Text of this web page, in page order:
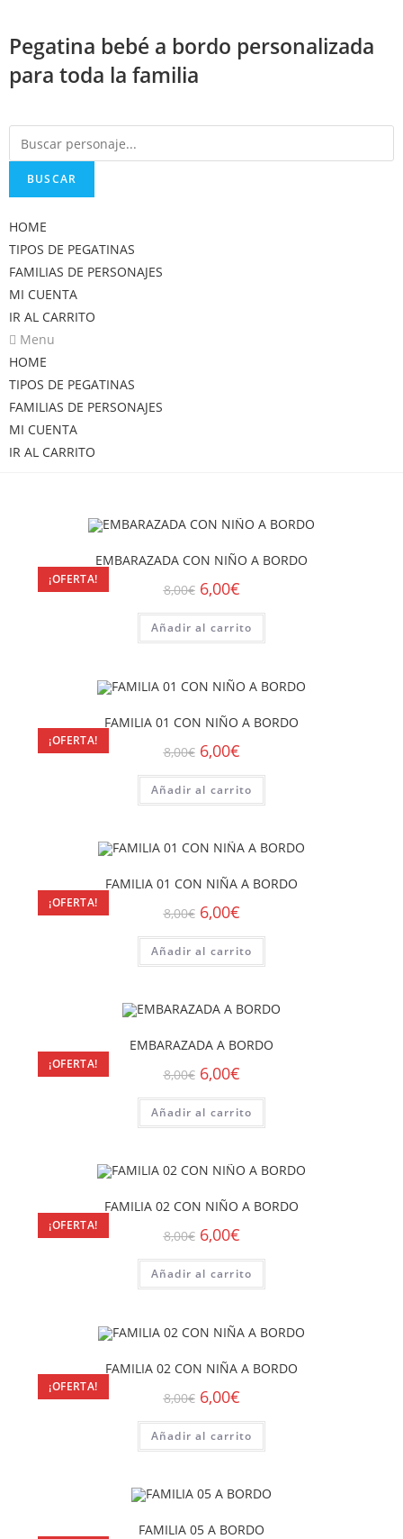
contenido
Pegatina bebé a bordo personalizada
para toda la familia
BUSCAR
HOME
TIPOS DE PEGATINAS
FAMILIAS DE PERSONAJES
MI CUENTA
IR AL CARRITO
Menu
HOME
TIPOS DE PEGATINAS
FAMILIAS DE PERSONAJES
MI CUENTA
IR AL CARRITO
¡OFERTA!
EMBARAZADA CON NIÑO A BORDO
8,00€ 6,00€
Añadir al carrito
¡OFERTA!
FAMILIA 01 CON NIÑO A BORDO
8,00€ 6,00€
Añadir al carrito
¡OFERTA!
FAMILIA 01 CON NIÑA A BORDO
8,00€ 6,00€
Añadir al carrito
¡OFERTA!
EMBARAZADA A BORDO
8,00€ 6,00€
Añadir al carrito
¡OFERTA!
FAMILIA 02 CON NIÑO A BORDO
8,00€ 6,00€
Añadir al carrito
¡OFERTA!
FAMILIA 02 CON NIÑA A BORDO
8,00€ 6,00€
Añadir al carrito
FAMILIA 05 A BORDO